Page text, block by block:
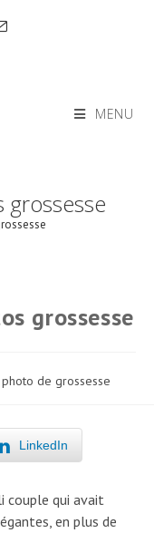
MENU
grossesse
grossesse
photo de grossesse
LinkedIn
couple qui avait
en plus de